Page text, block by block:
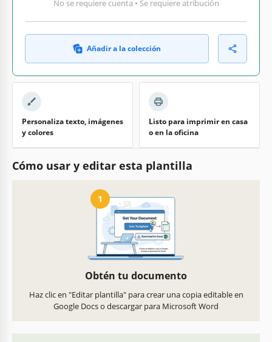
No se requiere cuenta • Se requiere atribución
Añadir a la colección
Personaliza texto, imágenes
y colores
Listo para imprimir en casa
o en la oficina
Cómo usar y editar esta plantilla
1
Obtén tu documento
Haz clic en "Editar plantilla" para crear una copia editable en
Google Docs o descargar para Microsoft Word